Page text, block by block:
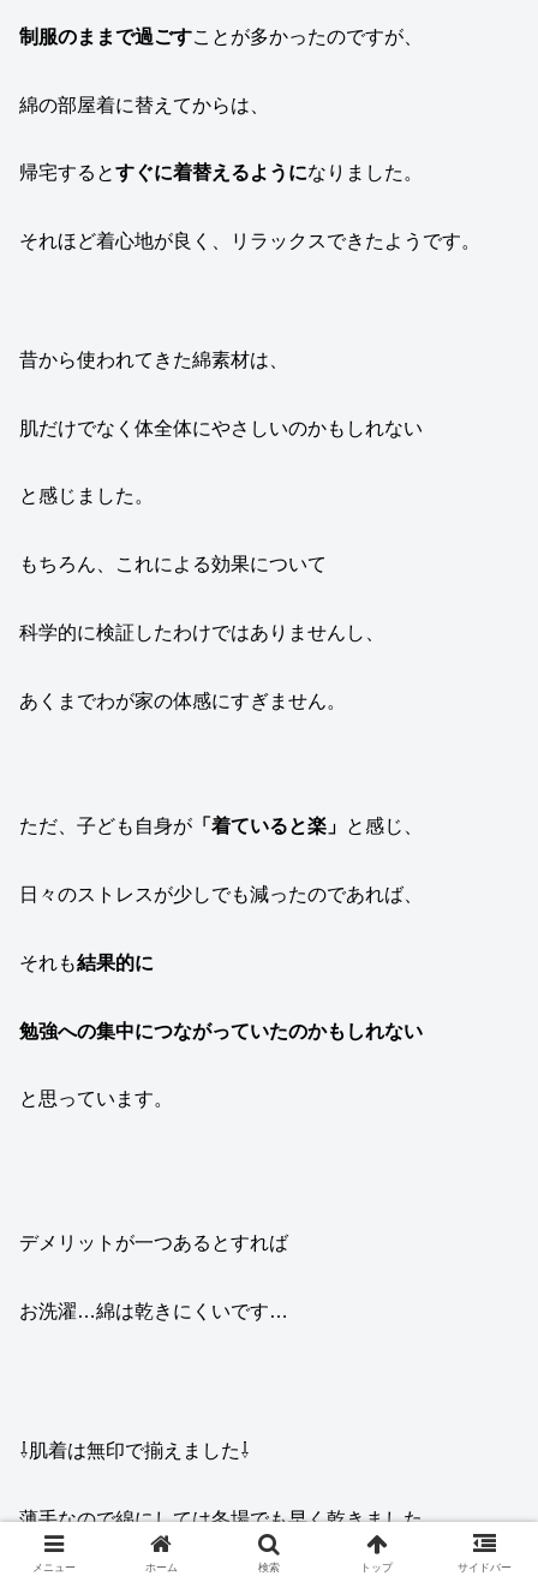
制服のままで過ごすことが多かったのですが、
綿の部屋着に替えてからは、
帰宅するとすぐに着替えるようになりました。
それほど着心地が良く、リラックスできたようです。
昔から使われてきた綿素材は、
肌だけでなく体全体にやさしいのかもしれない
と感じました。
もちろん、これによる効果について
科学的に検証したわけではありませんし、
あくまでわが家の体感にすぎません。
ただ、子ども自身が 「着ていると楽」 と感じ、
日々のストレスが少しでも減ったのであれば、
それも結果的に
勉強への集中につながっていたのかもしれない
と思っています。
デメリットが一つあるとすれば
お洗濯…綿は乾きにくいです…
⇩肌着は無印で揃えました⇩
薄手なので綿にしては冬場でも早く乾きました
メニュー ホーム 検索 トップ サイドバー